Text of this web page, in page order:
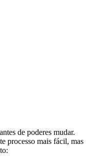
de poderes mudar.
processo mais fácil, mas